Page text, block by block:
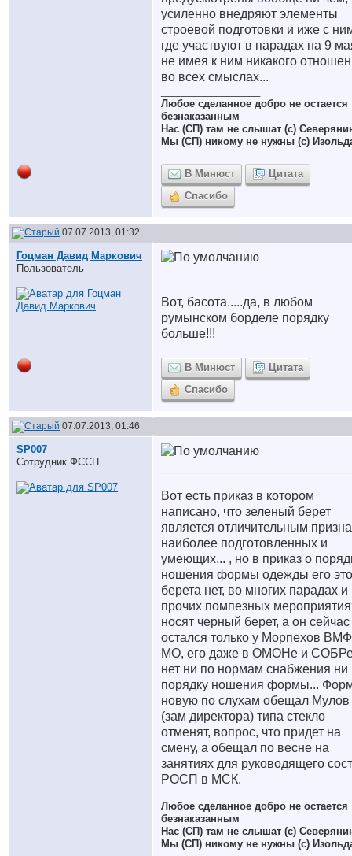
усиленно внедряют элементы
строевой подготовки и иже с
где участвуют в парадах на 9
не имея к ним никакого
во всех смыслах...
Любое сделанное добро не остается
безнаказанным
Нас (СП) там не слышат (с)
Мы (СП) никому не нужны (с)
В Минюст
Цитата
Спасибо
07.07.2013, 01:32
Гоцман Давид Маркович
Пользователь
Вот, басота.....да, в любом
румынском борделе порядку
больше!!!
В Минюст
Цитата
Спасибо
07.07.2013, 01:46
SP007
Сотрудник ФССП
Вот есть приказ в котором
написано, что зеленый берет
является отличительным
наиболее подготовленных и
умеющих... , но в приказ о
ношения формы одежды его
берета нет, во многих парадах и
прочих помпезных
носят черный берет, а он сейчас
остался только у Морпехов ВМФ
МО, его даже в ОМОНе и
нет ни по нормам снабжения ни
порядку ношения формы...
новую по слухам обещал Мулов
(зам директора) типа стекло
отменят, вопрос, что придет на
смену, а обещал по весне на
занятиях для руководящего
РОСП в МСК.
Любое сделанное добро не остается
безнаказанным
Нас (СП) там не слышат (с)
Мы (СП) никому не нужны (с)